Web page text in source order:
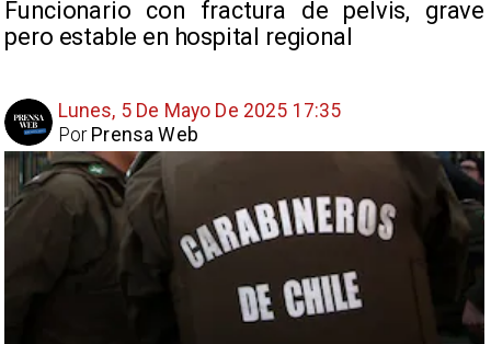
Funcionario con fractura de pelvis, grave
pero estable en hospital regional
Lunes, 5 De Mayo De 2025 17:35
Prensa Web
Por